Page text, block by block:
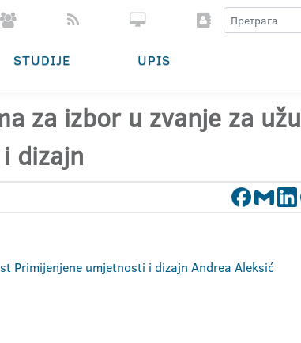
STUDIJE UPIS
za izbor u zvanje za užu
dizajn
Primijenjene umjetnosti i dizajn Andrea Aleksić